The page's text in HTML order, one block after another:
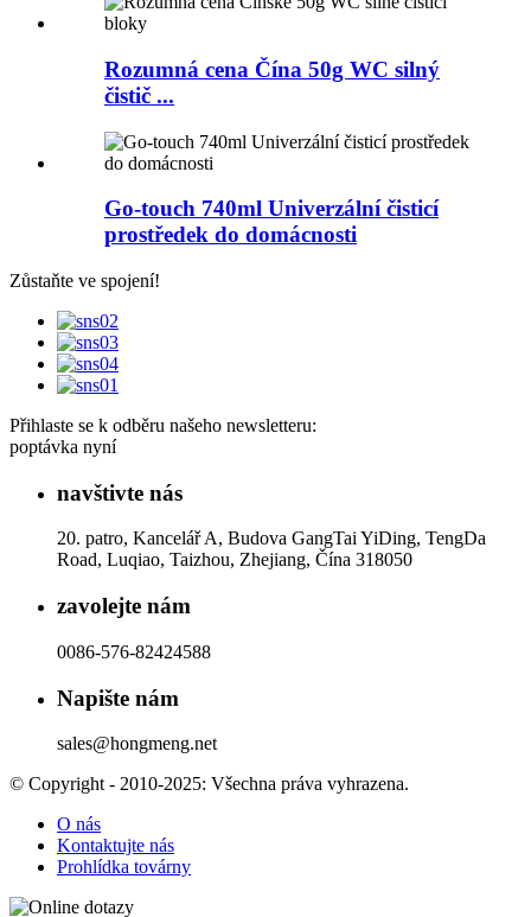
Rozumná cena Čína 50g WC silný
čistič ...
Go-touch 740ml Univerzální čisticí
prostředek do domácnosti
Zůstaňte ve spojení!
Přihlaste se k odběru našeho newsletteru:
poptávka nyní
navštivte nás
20. patro, Kancelář A, Budova GangTai YiDing, TengDa
Road, Luqiao, Taizhou, Zhejiang, Čína 318050
zavolejte nám
0086-576-82424588
Napište nám
sales@hongmeng.net
© Copyright - 2010-2025: Všechna práva vyhrazena.
O nás
Kontaktujte nás
Prohlídka továrny